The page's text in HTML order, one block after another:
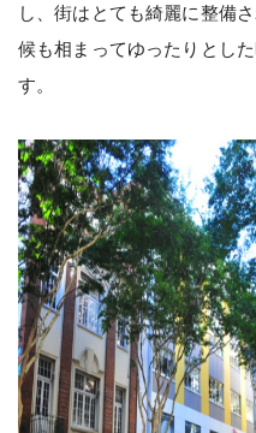
し、街はとても綺麗に整備
候も相まってゆったりとし
す。